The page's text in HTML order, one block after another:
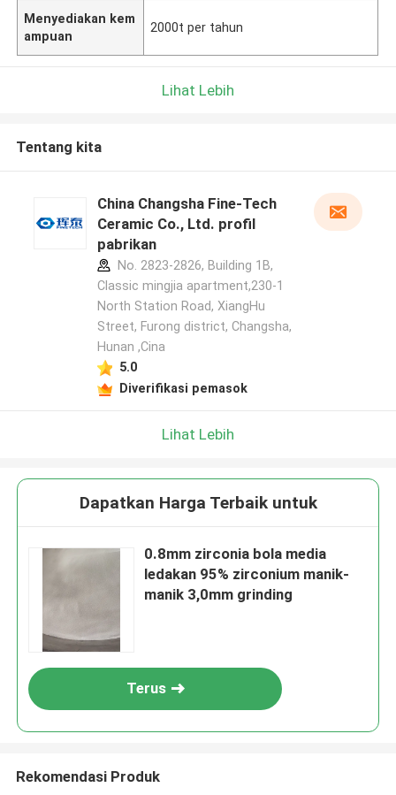
Menyediakan kem
ampuan
2000t per tahun
Lihat Lebih
Tentang kita
China Changsha Fine-Tech
Ceramic Co., Ltd. profil
pabrikan
No. 2823-2826, Building 1B,
Classic mingjia apartment,230-1
North Station Road, XiangHu
Street, Furong district, Changsha,
Hunan ,Cina
5.0
Diverifikasi pemasok
Lihat Lebih
Dapatkan Harga Terbaik untuk
0.8mm zirconia bola media
ledakan 95% zirconium manik-
manik 3,0mm grinding
Terus
Rekomendasi Produk